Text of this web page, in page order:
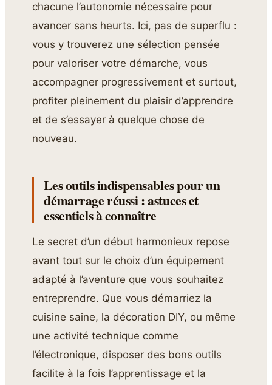
chacune l’autonomie nécessaire pour
avancer sans heurts. Ici, pas de superflu :
vous y trouverez une sélection pensée
pour valoriser votre démarche, vous
accompagner progressivement et surtout,
profiter pleinement du plaisir d’apprendre
et de s’essayer à quelque chose de
nouveau.
Les outils indispensables pour un
démarrage réussi : astuces et
essentiels à connaître
Le secret d’un début harmonieux repose
avant tout sur le choix d’un équipement
adapté à l’aventure que vous souhaitez
entreprendre. Que vous démarriez la
cuisine saine, la décoration DIY, ou même
une activité technique comme
l’électronique, disposer des bons outils
facilite à la fois l’apprentissage et la